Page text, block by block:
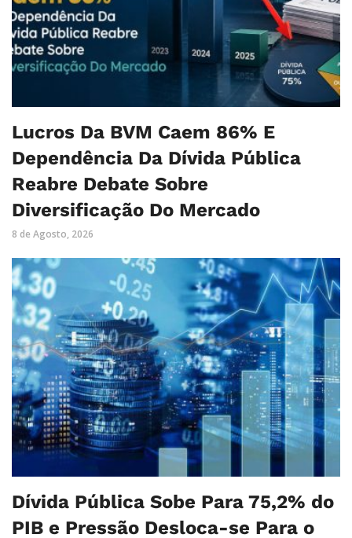
Lucros Da BVM Caem 86% E
Dependência Da Dívida Pública
Reabre Debate Sobre
Diversificação Do Mercado
8 de Agosto, 2026
Dívida Pública Sobe Para 75,2% do
PIB e Pressão Desloca-se Para o